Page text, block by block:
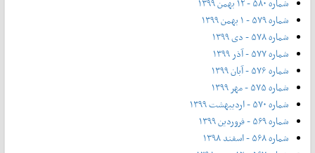
شماره ۵۷۹ - ۱ بهمن ۱۳۹۹
شماره ۵۷۸ - دی ۱۳۹۹
شماره ۵۷۷ - آذر ۱۳۹۹
شماره ۵۷۶ - آبان ۱۳۹۹
شماره ۵۷۵ - مهر ۱۳۹۹
شماره ۵۷۰ - اردیبهشت ۱۳۹۹
شماره ۵۶۹ - فروردین ۱۳۹۹
شماره ۵۶۸ - اسفند ۱۳۹۸